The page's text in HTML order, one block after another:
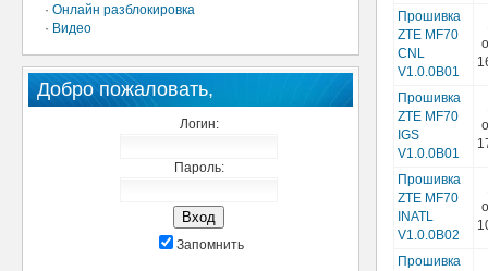
· Онлайн разблокировка
· Видео
Добро пожаловать,
Логин:
Пароль:
Запомнить
Прошивка
ZTE MF70
CNL
V1.0.0B01
Прошивка
ZTE MF70
IGS
V1.0.0B01
Прошивка
ZTE MF70
INATL
V1.0.0B02
Прошивка